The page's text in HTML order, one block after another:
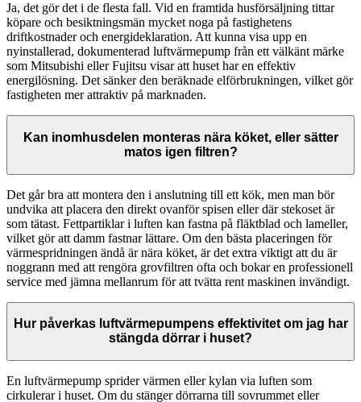
Ja, det gör det i de flesta fall. Vid en framtida husförsäljning tittar
köpare och besiktningsmän mycket noga på fastighetens
driftkostnader och energideklaration. Att kunna visa upp en
nyinstallerad, dokumenterad luftvärmepump från ett välkänt märke
som Mitsubishi eller Fujitsu visar att huset har en effektiv
energilösning. Det sänker den beräknade elförbrukningen, vilket gör
fastigheten mer attraktiv på marknaden.
Kan inomhusdelen monteras nära köket, eller sätter
matos igen filtren?
Det går bra att montera den i anslutning till ett kök, men man bör
undvika att placera den direkt ovanför spisen eller där stekoset är
som tätast. Fettpartiklar i luften kan fastna på fläktblad och lameller,
vilket gör att damm fastnar lättare. Om den bästa placeringen för
värmespridningen ändå är nära köket, är det extra viktigt att du är
noggrann med att rengöra grovfiltren ofta och bokar en professionell
service med jämna mellanrum för att tvätta rent maskinen invändigt.
Hur påverkas luftvärmepumpens effektivitet om jag har
stängda dörrar i huset?
En luftvärmepump sprider värmen eller kylan via luften som
cirkulerar i huset. Om du stänger dörrarna till sovrummet eller